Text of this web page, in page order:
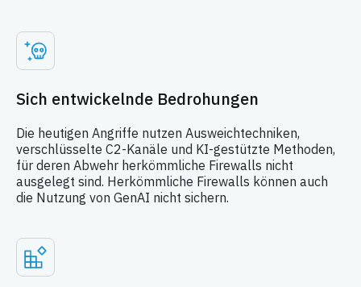
Sich entwickelnde Bedrohungen
Die heutigen Angriffe nutzen Ausweichtechniken,
verschlüsselte C2-Kanäle und KI-gestützte Methoden,
für deren Abwehr herkömmliche Firewalls nicht
ausgelegt sind. Herkömmliche Firewalls können auch
die Nutzung von GenAI nicht sichern.